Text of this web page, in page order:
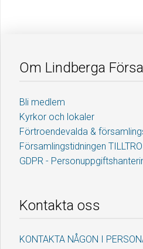
Om Lindberga
Bli medlem
Kyrkor och lokaler
Förtroendevalda &
Församlingstidningen TILLTRO
GDPR -
Kontakta oss
KONTAKTA NÅGON I